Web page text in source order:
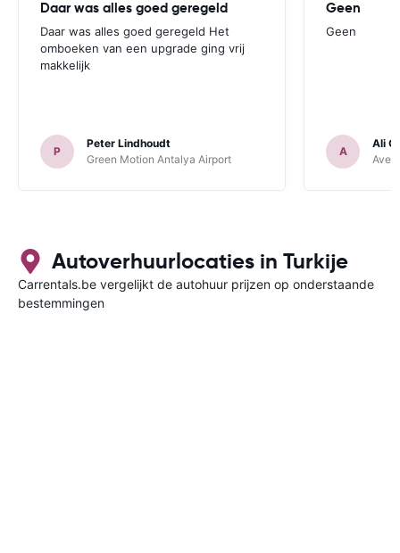
Daar was alles goed geregeld
Daar was alles goed geregeld Het
omboeken van een upgrade ging vrij
makkelijk
P
Peter Lindhoudt
Green Motion Antalya Airport
Geen
Geen
A
Ali
Avec
Autoverhuurlocaties in Turkije
Carrentals.be vergelijkt de autohuur prijzen op onderstaande
bestemmingen